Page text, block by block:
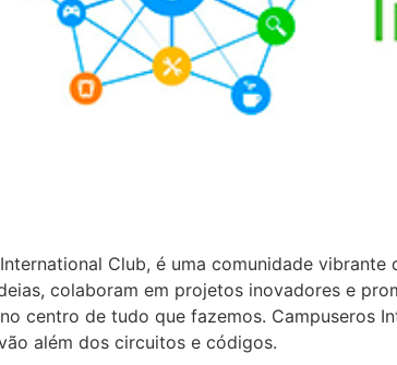
Club, é uma comunidade
colaboram em projetos inovadores e
centro de tudo que fazemos. Campuseros
além dos circuitos e códigos.